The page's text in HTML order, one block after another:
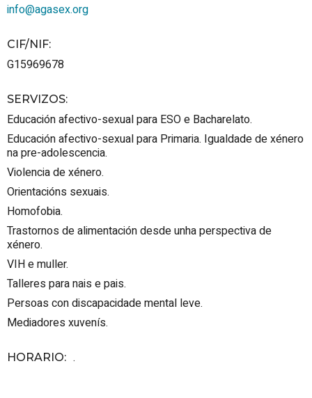
info@agasex.org
CIF/NIF:
G15969678
SERVIZOS:
Educación afectivo-sexual para ESO e Bacharelato.
Educación afectivo-sexual para Primaria. Igualdade de xénero
na pre-adolescencia.
Violencia de xénero.
Orientacións sexuais.
Homofobia.
Trastornos de alimentación desde unha perspectiva de
xénero.
VIH e muller.
Talleres para nais e pais.
Persoas con discapacidade mental leve.
Mediadores xuvenís.
HORARIO: .